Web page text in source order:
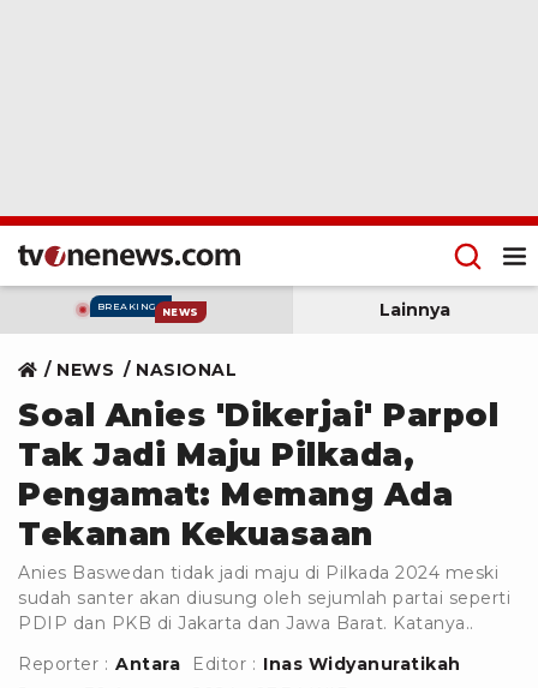
BREAKING NEWS Lainnya
NEWS NASIONAL
Soal Anies 'Dikerjai' Parpol
Tak Jadi Maju Pilkada,
Pengamat: Memang Ada
Tekanan Kekuasaan
Anies Baswedan tidak jadi maju di Pilkada 2024 meski
sudah santer akan diusung oleh sejumlah partai seperti
PDIP dan PKB di Jakarta dan Jawa Barat. Katanya..
Reporter : Antara Editor : Inas Widyanuratikah